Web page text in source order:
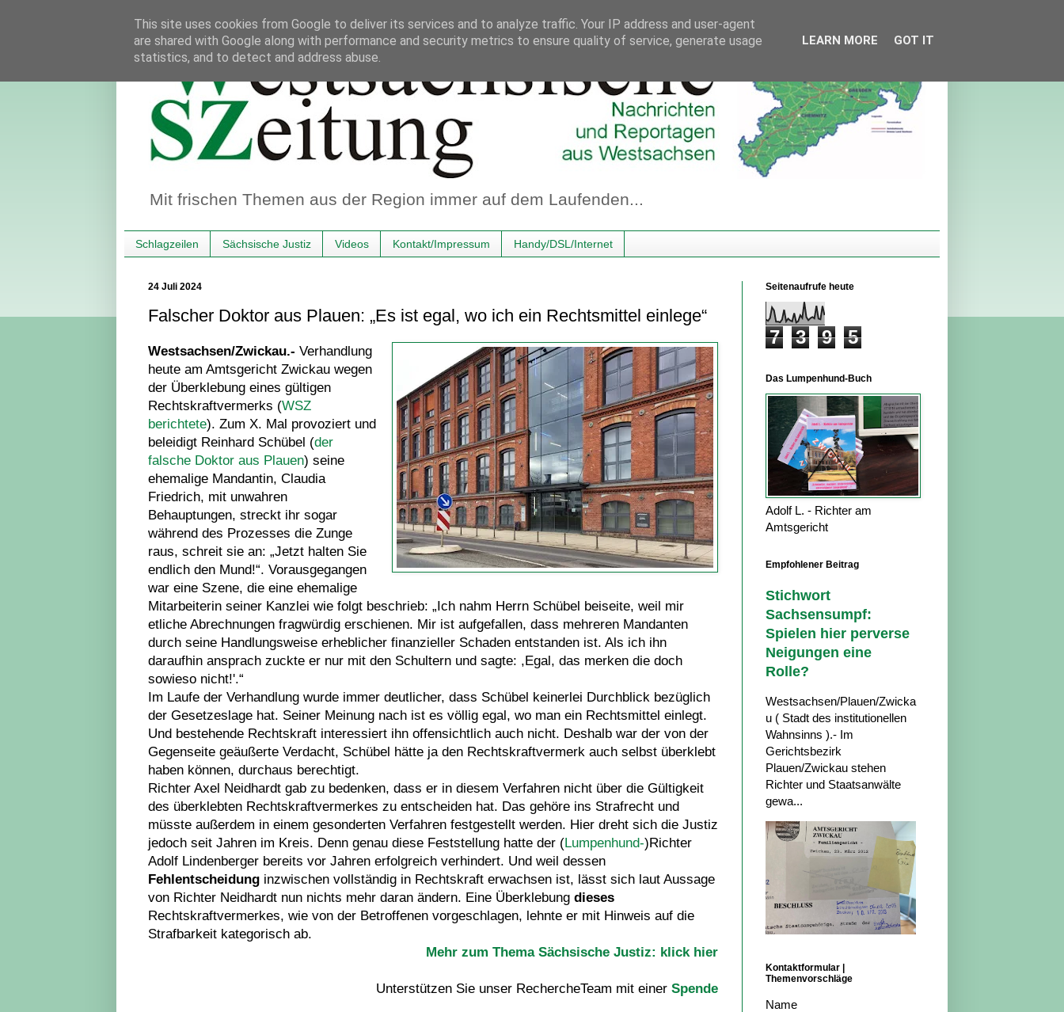
Mit frischen Themen aus der Region immer auf dem Laufenden...
Schlagzeilen Sächsische Justiz Videos Kontakt/Impressum Handy/DSL/Internet
24 Juli 2024
Falscher Doktor aus Plauen: „Es ist egal, wo ich ein Rechtsmittel einlege“
Westsachsen/Zwickau.- Verhandlung
heute am Amtsgericht Zwickau wegen
der Überklebung eines gültigen
Rechtskraftvermerks (WSZ
berichtete). Zum X. Mal provoziert und
beleidigt Reinhard Schübel (der
falsche Doktor aus Plauen) seine
ehemalige Mandantin, Claudia
Friedrich, mit unwahren
Behauptungen, streckt ihr sogar
während des Prozesses die Zunge
raus, schreit sie an: „Jetzt halten Sie
endlich den Mund!“. Vorausgegangen
war eine Szene, die eine ehemalige
Mitarbeiterin seiner Kanzlei wie folgt beschrieb: „Ich nahm Herrn Schübel beiseite, weil mir
etliche Abrechnungen fragwürdig erschienen. Mir ist aufgefallen, dass mehreren Mandanten
durch seine Handlungsweise erheblicher finanzieller Schaden entstanden ist. Als ich ihn
daraufhin ansprach zuckte er nur mit den Schultern und sagte: ,Egal, das merken die doch
sowieso nicht!'.“
Im Laufe der Verhandlung wurde immer deutlicher, dass Schübel keinerlei Durchblick bezüglich
der Gesetzeslage hat. Seiner Meinung nach ist es völlig egal, wo man ein Rechtsmittel einlegt.
Und bestehende Rechtskraft interessiert ihn offensichtlich auch nicht. Deshalb war der von der
Gegenseite geäußerte Verdacht, Schübel hätte ja den Rechtskraftvermerk auch selbst überklebt
haben können, durchaus berechtigt.
Richter Axel Neidhardt gab zu bedenken, dass er in diesem Verfahren nicht über die Gültigkeit
des überklebten Rechtskraftvermerkes zu entscheiden hat. Das gehöre ins Strafrecht und
müsste außerdem in einem gesonderten Verfahren festgestellt werden. Hier dreht sich die Justiz
jedoch seit Jahren im Kreis. Denn genau diese Feststellung hatte der (Lumpenhund-)Richter
Adolf Lindenberger bereits vor Jahren erfolgreich verhindert. Und weil dessen
Fehlentscheidung inzwischen vollständig in Rechtskraft erwachsen ist, lässt sich laut Aussage
von Richter Neidhardt nun nichts mehr daran ändern. Eine Überklebung dieses
Rechtskraftvermerkes, wie von der Betroffenen vorgeschlagen, lehnte er mit Hinweis auf die
Strafbarkeit kategorisch ab.
Mehr zum Thema Sächsische Justiz: klick hier
Unterstützen Sie unser RechercheTeam mit einer Spende
Seitenaufrufe heute
7 3 9 5
Das Lumpenhund-Buch
Adolf L. - Richter am
Amtsgericht
Empfohlener Beitrag
Stichwort
Sachsensumpf:
Spielen hier perverse
Neigungen eine
Rolle?
Westsachsen/Plauen/Zwicka
u ( Stadt des institutionellen
Wahnsinns ).- Im
Gerichtsbezirk
Plauen/Zwickau stehen
Richter und Staatsanwälte
gewa...
Kontaktformular |
Themenvorschläge
Name
This site uses cookies from Google to deliver its services and to analyze traffic. Your IP address and user-agent
are shared with Google along with performance and security metrics to ensure quality of service, generate usage
statistics, and to detect and address abuse.
LEARN MORE GOT IT